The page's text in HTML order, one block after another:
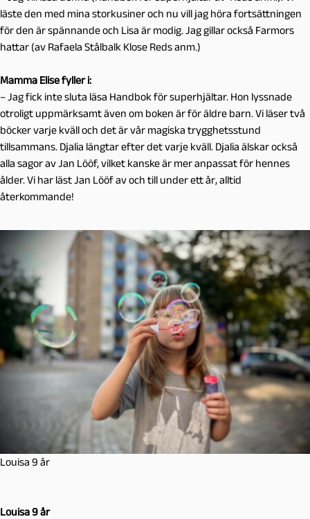
läste den med mina storkusiner och nu vill jag höra fortsättningen
för den är spännande och Lisa är modig. Jag gillar också Farmors
hattar (av Rafaela Stålbalk Klose Reds anm.)
Mamma Elise fyller i:
– Jag fick inte sluta läsa Handbok för superhjältar. Hon lyssnade
otroligt uppmärksamt även om boken är för äldre barn. Vi läser två
böcker varje kväll och det är vår magiska trygghetsstund
tillsammans. Djalia längtar efter det varje kväll. Djalia älskar också
alla sagor av Jan Lööf, vilket kanske är mer anpassat för hennes
ålder. Vi har läst Jan Lööf av och till under ett år, alltid
återkommande!
Louisa 9 år
Louisa 9 år